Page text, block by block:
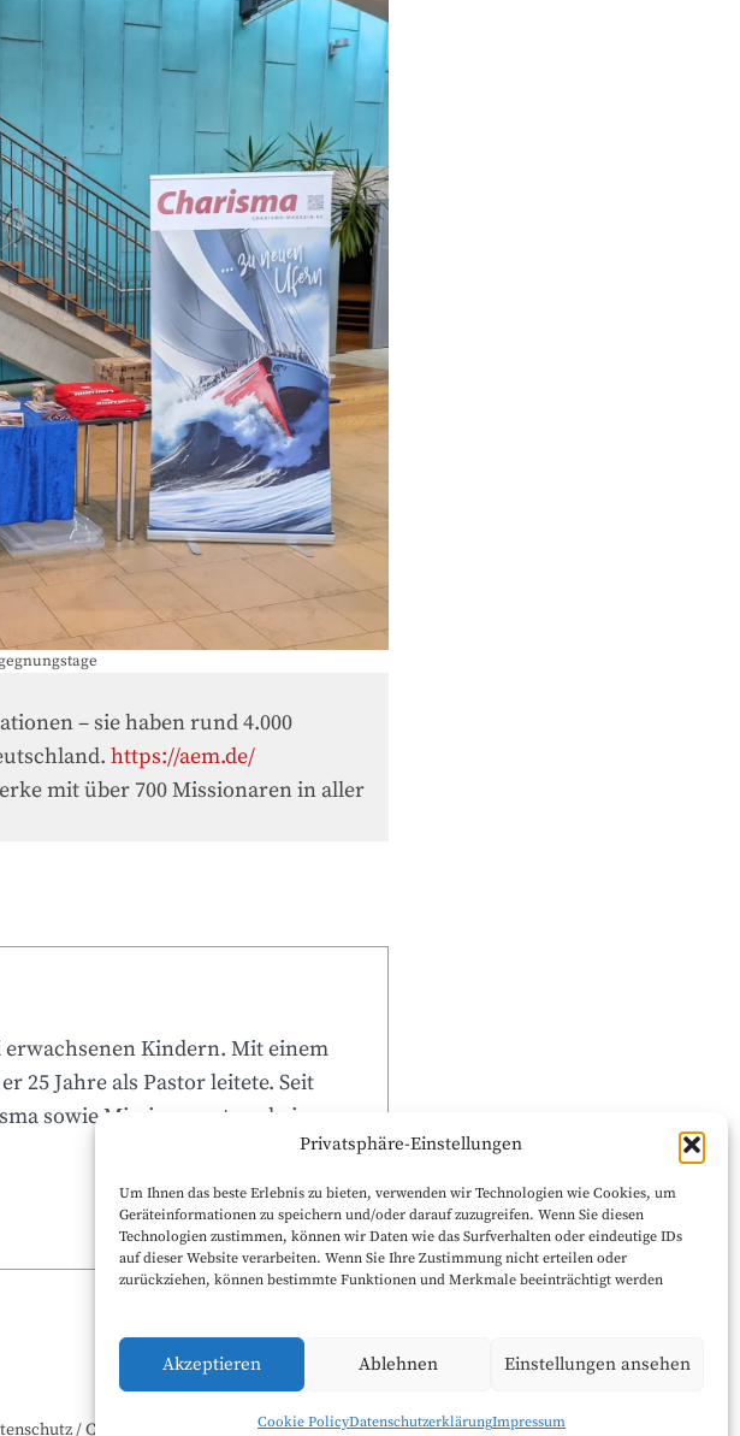
Privatsphäre-Einstellungen
Um Ihnen das beste Erlebnis zu bieten, verwenden wir Technologien wie Cookies, um
Geräteinformationen zu speichern und/oder darauf zuzugreifen. Wenn Sie diesen
Technologien zustimmen, können wir Daten wie das Surfverhalten oder eindeutige IDs
auf dieser Website verarbeiten. Wenn Sie Ihre Zustimmung nicht erteilen oder
zurückziehen, können bestimmte Funktionen und Merkmale beeinträchtigt werden
Akzeptieren Ablehnen Einstellungen ansehen
Cookie PolicyDatenschutzerklärungImpressum
– sie haben rund 4.000
https://aem.de/
mit über 700 Missionaren in aller
Kindern. Mit einem
25 Jahre als Pastor leitete. Seit
sowie Missionspartner bei
/Cookie Policy